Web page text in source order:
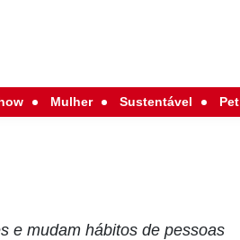
Mulher Sustentável Pet
e mudam hábitos de pessoas